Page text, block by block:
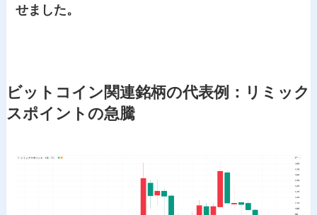
せました。
ビットコイン関連銘柄の代表例：リミック
スポイントの急騰